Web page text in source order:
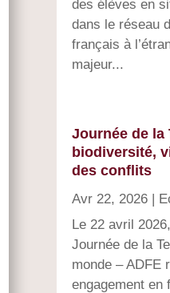
des élèves en
dans le réseau
français à
majeur...
Journée de la
biodiversité,
des conflits
Avr 22, 2026|
Le 22 avril
Journée de la
monde – ADFE
engagement en